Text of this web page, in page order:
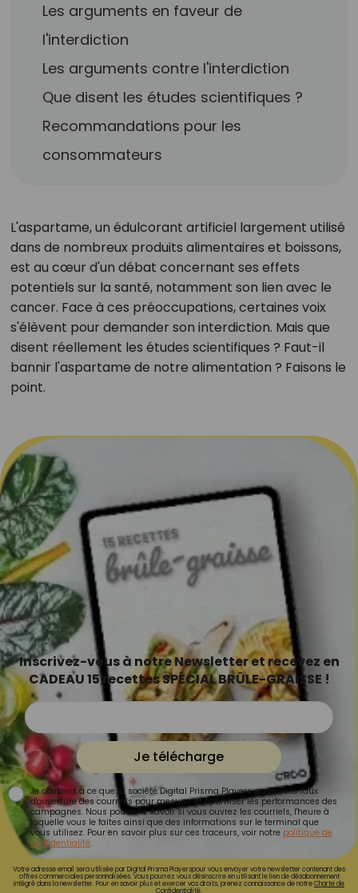
Les arguments en faveur de
l'interdiction
Les arguments contre l'interdiction
Que disent les études scientifiques ?
Recommandations pour les
consommateurs
L'aspartame, un édulcorant artificiel largement utilisé
dans de nombreux produits alimentaires et boissons,
est au cœur d'un débat concernant ses effets
potentiels sur la santé, notamment son lien avec le
cancer. Face à ces préoccupations, certaines voix
s'élèvent pour demander son interdiction. Mais que
disent réellement les études scientifiques ? Faut-il
bannir l'aspartame de notre alimentation ? Faisons le
point.
Inscrivez-vous à notre Newsletter et recevez en
CADEAU 15 recettes SPÉCIAL BRÛLE-GRAISSE !
Je télécharge
Je consens à ce que la société Digital Prisma Players analyse le taux
d'ouverture des courriels pour mesurer et optimiser les performances des
campagnes. Nous pourrons savoir si vous ouvrez les courriels, l'heure à
laquelle vous le faites ainsi que des informations sur le terminal que
vous utilisez. Pour en savoir plus sur ces traceurs, voir notre politique de
confidentialité.
Votre adresse email sera utilisée par Digital Prisma Playerspour vous envoyer votre newsletter contenant des
offres commerciales personnalisées. Vous pourrez vous désinscrire en utilisant le lien de désabonnement
intégré dans la newsletter. Pour en savoir plus et exercer vos droits, prenez connaissance de notreCharte de
Confidentialité.